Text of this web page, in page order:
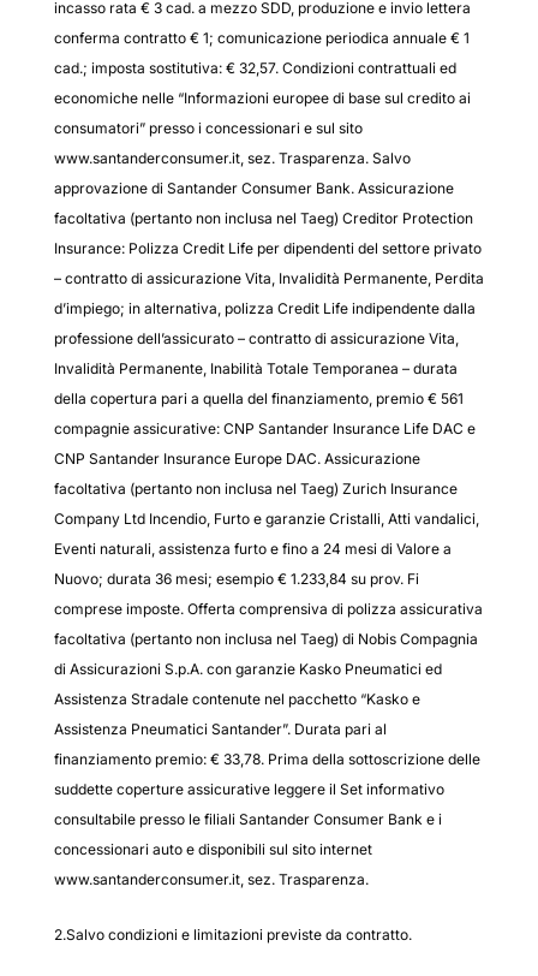
incasso rata € 3 cad. a mezzo SDD, produzione e invio lettera
conferma contratto € 1; comunicazione periodica annuale € 1
cad.; imposta sostitutiva: € 32,57. Condizioni contrattuali ed
economiche nelle “Informazioni europee di base sul credito ai
consumatori” presso i concessionari e sul sito
www.santanderconsumer.it, sez. Trasparenza. Salvo
approvazione di Santander Consumer Bank. Assicurazione
facoltativa (pertanto non inclusa nel Taeg) Creditor Protection
Insurance: Polizza Credit Life per dipendenti del settore privato
– contratto di assicurazione Vita, Invalidità Permanente, Perdita
d’impiego; in alternativa, polizza Credit Life indipendente dalla
professione dell’assicurato – contratto di assicurazione Vita,
Invalidità Permanente, Inabilità Totale Temporanea – durata
della copertura pari a quella del finanziamento, premio € 561
compagnie assicurative: CNP Santander Insurance Life DAC e
CNP Santander Insurance Europe DAC. Assicurazione
facoltativa (pertanto non inclusa nel Taeg) Zurich Insurance
Company Ltd Incendio, Furto e garanzie Cristalli, Atti vandalici,
Eventi naturali, assistenza furto e fino a 24 mesi di Valore a
Nuovo; durata 36 mesi; esempio € 1.233,84 su prov. Fi
comprese imposte. Offerta comprensiva di polizza assicurativa
facoltativa (pertanto non inclusa nel Taeg) di Nobis Compagnia
di Assicurazioni S.p.A. con garanzie Kasko Pneumatici ed
Assistenza Stradale contenute nel pacchetto “Kasko e
Assistenza Pneumatici Santander”. Durata pari al
finanziamento premio: € 33,78. Prima della sottoscrizione delle
suddette coperture assicurative leggere il Set informativo
consultabile presso le filiali Santander Consumer Bank e i
concessionari auto e disponibili sul sito internet
www.santanderconsumer.it, sez. Trasparenza.
2.Salvo condizioni e limitazioni previste da contratto.